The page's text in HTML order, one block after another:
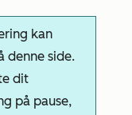
kan
denne side.
dit
på pause,